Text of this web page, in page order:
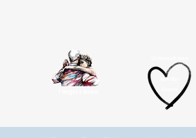
aus der